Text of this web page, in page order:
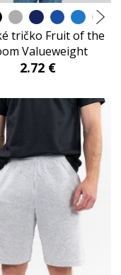
tričko Fruit of the
Valueweight
2.72 €